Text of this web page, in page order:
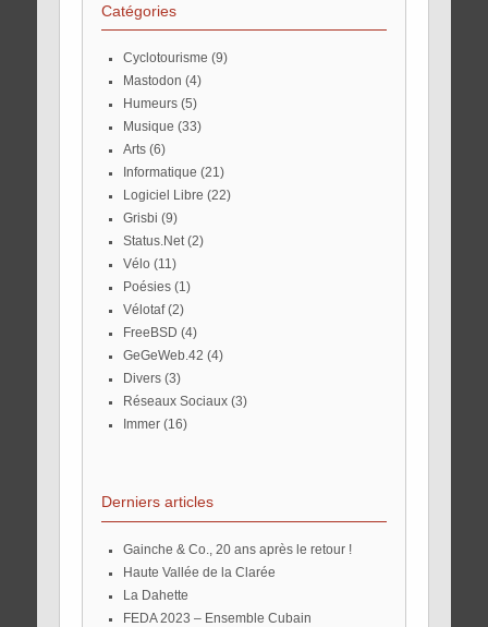
Catégories
Cyclotourisme (9)
Mastodon (4)
Humeurs(5)
Musique (33)
Arts(6)
Informatique (21)
Logiciel Libre (22)
Grisbi (9)
Status.Net(2)
Vélo(11)
Poésies(1)
Vélotaf(2)
FreeBSD (4)
GeGeWeb.42 (4)
Divers(3)
Réseaux Sociaux(3)
Immer(16)
Derniers articles
Gainche & Co., 20 ans après le retour !
Haute Vallée de la Clarée
La Dahette
FEDA 2023 – Ensemble Cubain